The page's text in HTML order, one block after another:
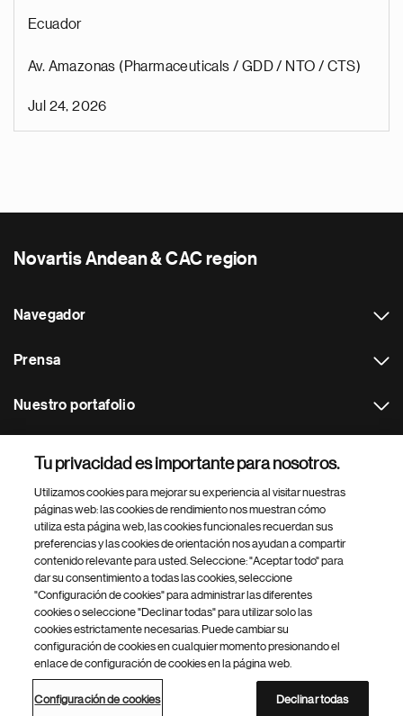
Ecuador
Av. Amazonas (Pharmaceuticals / GDD / NTO / CTS)
Jul 24, 2026
Novartis Andean & CAC region
Navegador
Prensa
Nuestro portafolio
Footer Site Search
inferior
del
© 2026 Novartis AG
Política de privacidad Términos de uso
Accesibilidad
Configuración de cookies
Mapa del sitio
Tu privacidad es importante para nosotros.
Utilizamos cookies para mejorar su experiencia al visitar nuestras
páginas web: las cookies de rendimiento nos muestran cómo
utiliza esta página web, las cookies funcionales recuerdan sus
preferencias y las cookies de orientación nos ayudan a compartir
contenido relevante para usted. Seleccione: "Aceptar todo" para
dar su consentimiento a todas las cookies, seleccione
"Configuración de cookies" para administrar las diferentes
cookies o seleccione "Declinar todas" para utilizar solo las
cookies estrictamente necesarias. Puede cambiar su
configuración de cookies en cualquier momento presionando el
enlace de configuración de cookies en la página web.
Configuración de cookies Declinar todas